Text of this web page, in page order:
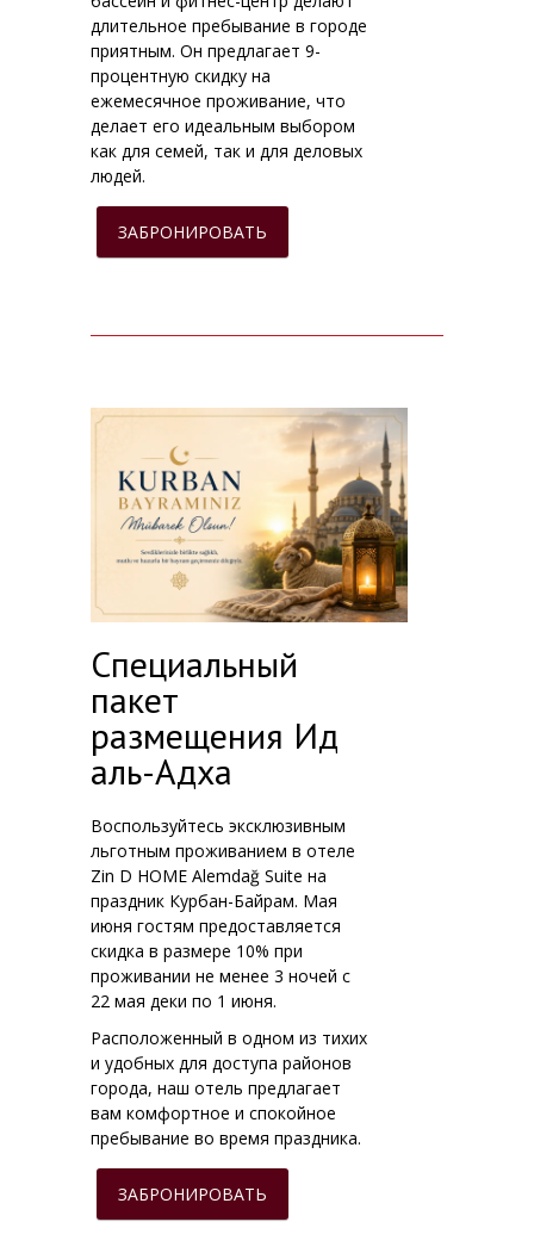
длительное пребывание в городе
приятным. Он предлагает 9-
процентную скидку на
ежемесячное проживание, что
делает его идеальным выбором
как для семей, так и для деловых
людей.
ЗАБРОНИРОВАТЬ
Специальный
пакет
размещения Ид
аль-Адха
Воспользуйтесь эксклюзивным
льготным проживанием в отеле
Zin D HOME Alemdağ Suite на
праздник Курбан-Байрам. Мая
июня гостям предоставляется
скидка в размере 10% при
проживании не менее 3 ночей с
22 мая деки по 1 июня.
Расположенный в одном из тихих
и удобных для доступа районов
города, наш отель предлагает
вам комфортное и спокойное
пребывание во время праздника.
ЗАБРОНИРОВАТЬ